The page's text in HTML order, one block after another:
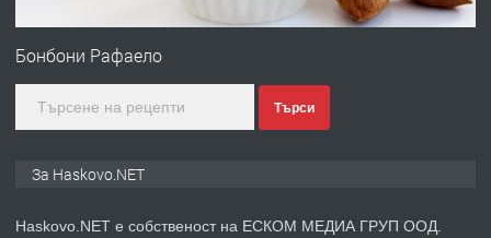
№4120 Магазин/Офис под наем в кв.
Бонбони Рафаело
Търси
За Haskovo.NET
Haskovo.NET е собственост на ЕСКОМ МЕДИА ГРУП ООД.